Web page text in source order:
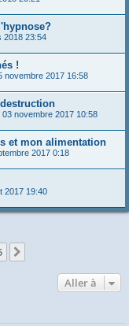
2018 23:54
!
novembre 2017 16:58
03 novembre 2017 10:58
et mon alimentation
2017 0:18
2017 19:40
Aller à